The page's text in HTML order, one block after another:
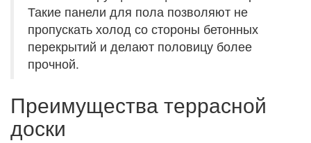
Такие панели для пола позволяют не
пропускать холод со стороны бетонных
перекрытий и делают половицу более
прочной.
Преимущества террасной
доски